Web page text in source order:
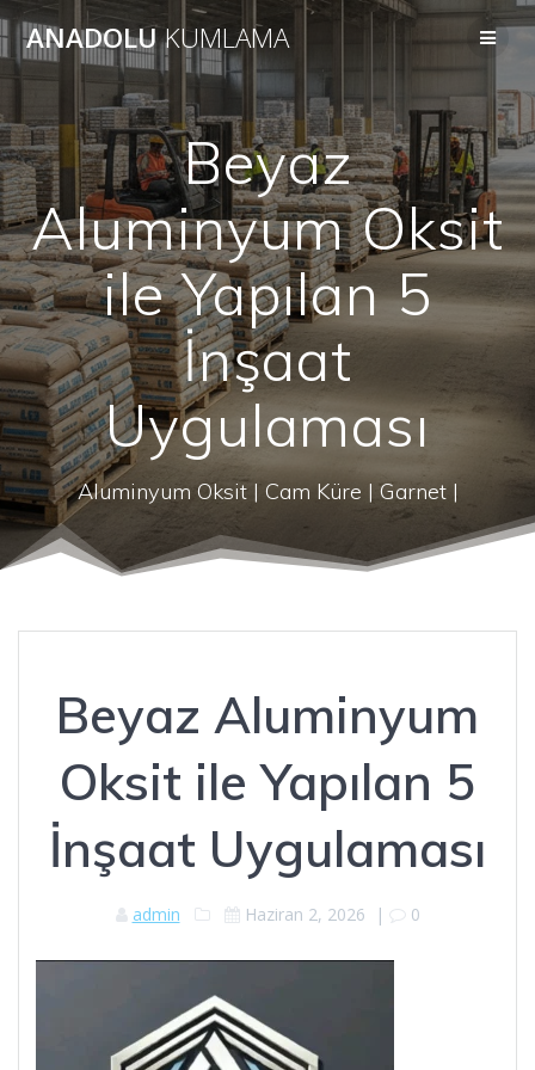
to
ANADOLUKUMLAMA
Beyaz
Aluminyum Oksit
ile Yapılan 5
İnşaat
Uygulaması
Aluminyum Oksit | Cam Küre | Garnet |
Beyaz Aluminyum
Oksit ile Yapılan 5
İnşaat Uygulaması
admin Haziran 2, 2026 | 0